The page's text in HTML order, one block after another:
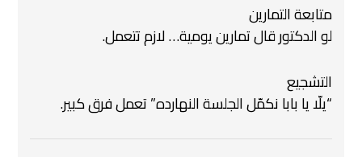
متابعة التمارين
لو الدكتور قال تمارين يومية… لازم تتعمل.
التشجيع
“يلّا يا بابا نكمّل الجلسة النهارده” تعمل فرق كبير.